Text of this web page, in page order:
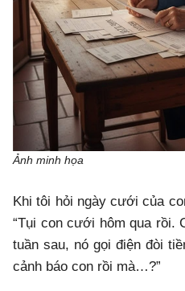
Ảnh minh họa
Khi tôi hỏi ngày cưới của
“Tụi con cưới hôm qua rồi.
tuần sau, nó gọi điện đòi
cảnh báo con rồi mà…?”